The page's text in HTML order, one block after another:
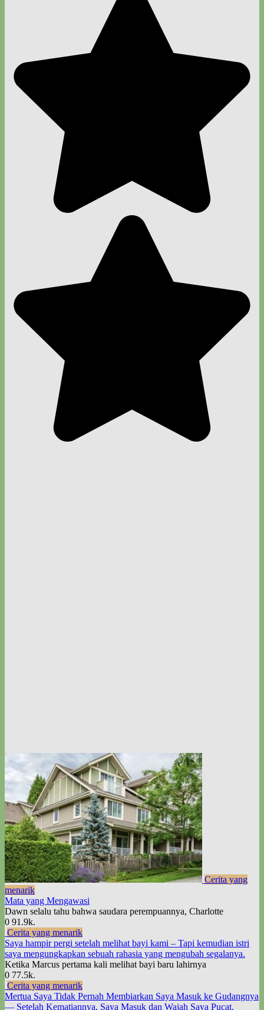
Cerita yang
menarik
Mata yang Mengawasi
Dawn selalu tahu bahwa saudara perempuannya, Charlotte
0 91.9k.
Cerita yang menarik
Saya hampir pergi setelah melihat bayi kami – Tapi kemudian istri
saya mengungkapkan sebuah rahasia yang mengubah segalanya.
Ketika Marcus pertama kali melihat bayi baru lahirnya
0 77.5k.
Cerita yang menarik
Mertua Saya Tidak Pernah Membiarkan Saya Masuk ke Gudangnya
— Setelah Kematiannya, Saya Masuk dan Wajah Saya Pucat.